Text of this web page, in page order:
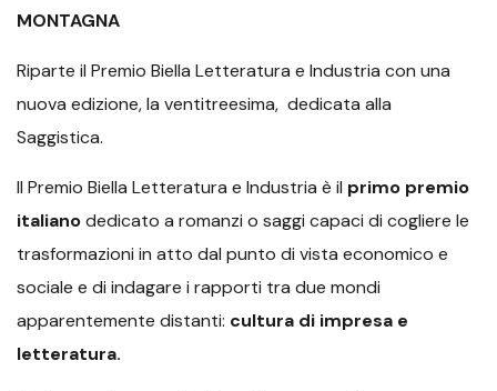
MONTAGNA
Riparte il Premio Biella Letteratura e Industria con una
nuova edizione, la ventitreesima, dedicata alla
Saggistica.
Il Premio Biella Letteratura e Industria è il primo premio
italianodedicato a romanzi o saggi capaci di cogliere le
trasformazioni in atto dal punto di vista economico e
sociale e di indagare i rapporti tra due mondi
apparentemente distanti: cultura di impresa e
letteratura.